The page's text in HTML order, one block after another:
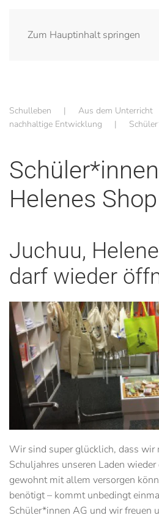
Zum Hauptinhalt springen
Schulleben Aus dem Unterricht
nachhaltige Entwicklung
Helenes Shop
Juchuu,
darf wieder
Wir sind super glücklich, dass wir
Schuljahres unseren Laden
gewohnt mit allem versorgen
benötigt – kommt unbedingt
Schüler*innen AG und wir freuen